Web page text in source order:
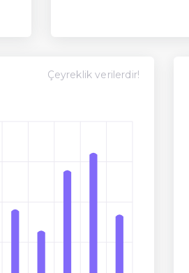
Çeyreklik verilerdir!